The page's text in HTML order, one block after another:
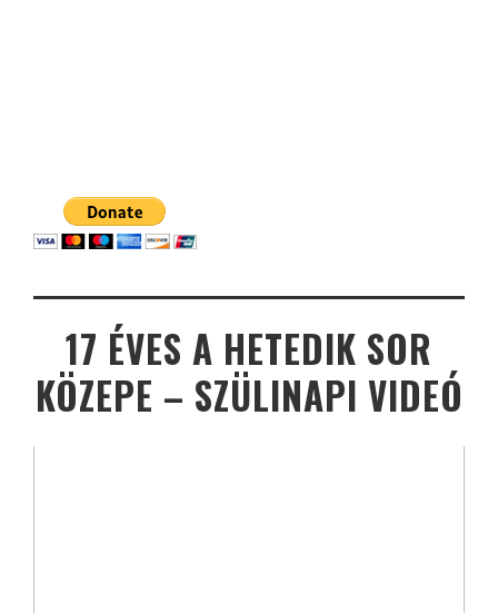
17 ÉVES A HETEDIK SOR
KÖZEPE – SZÜLINAPI VIDEÓ